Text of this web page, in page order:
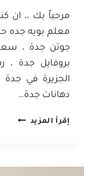
مرحباً بك ،، ان
معلم بويه جده
جوتن جدة ،
بروفايل جدة ،
الجزيرة في
دهانات جدة…
إقرأ المزيد معلم
|